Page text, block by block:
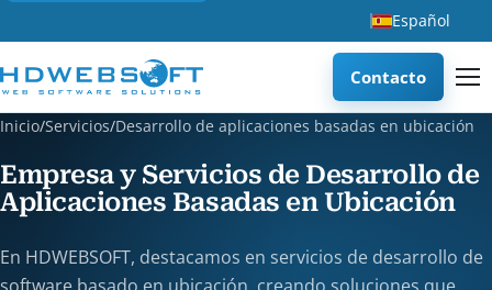
Español
Contacto
Inicio/Servicios/Desarrollo de aplicaciones basadas en ubicación
Empresa y Servicios de Desarrollo de
Aplicaciones Basadas en Ubicación
En HDWEBSOFT, destacamos en servicios de desarrollo de